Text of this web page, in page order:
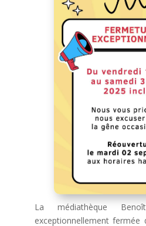
La médiathèque
exceptionnellement